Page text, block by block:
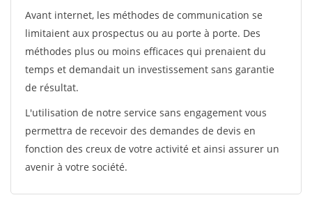
Avant internet, les méthodes de communication se
limitaient aux prospectus ou au porte à porte. Des
méthodes plus ou moins efficaces qui prenaient du
temps et demandait un investissement sans garantie
de résultat.
L'utilisation de notre service sans engagement vous
permettra de recevoir des demandes de devis en
fonction des creux de votre activité et ainsi assurer un
avenir à votre société.